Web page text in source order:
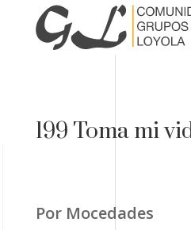
199 Toma mi
Por Mocedades